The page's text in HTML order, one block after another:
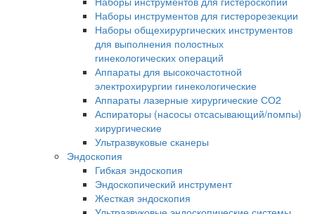
Наборы инструментов для гистерорезекции
Наборы общехирургических инструментов
для выполнения полостных
гинекологических операций
Аппараты для высокочастотной
электрохирургии гинекологические
Аппараты лазерные хирургические СО2
Аспираторы (насосы отсасывающий/помпы)
хирургические
Ультразвуковые сканеры
Эндоскопия
Гибкая эндоскопия
Эндоскопический инструмент
Жесткая эндоскопия